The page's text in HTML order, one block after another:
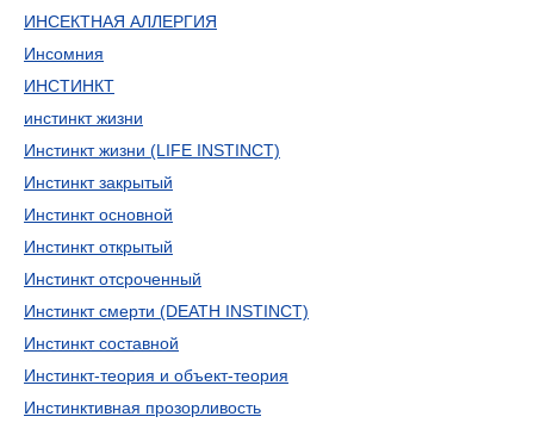
ИНСЕКТНАЯ АЛЛЕРГИЯ
Инсомния
ИНСТИНКТ
инстинкт жизни
Инстинкт жизни (LIFE INSTINCT)
Инстинкт закрытый
Инстинкт основной
Инстинкт открытый
Инстинкт отсроченный
Инстинкт смерти (DEATH INSTINCT)
Инстинкт составной
Инстинкт-теория и объект-теория
Инстинктивная прозорливость